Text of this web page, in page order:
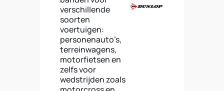
verschillende
soorten
voertuigen:
personenauto’s,
terreinwagens,
motorfietsen en
zelfs voor
wedstrijden zoals